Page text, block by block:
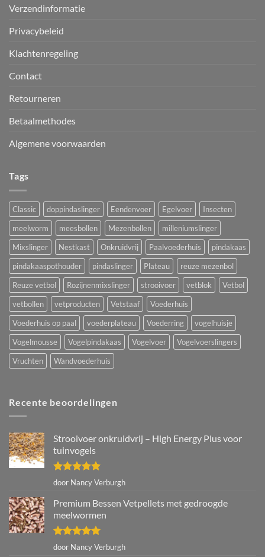
Verzendinformatie
Privacybeleid
Klachtenregeling
Contact
Retourneren
Betaalmethodes
Algemene voorwaarden
Tags
Classic doppindaslinger Eendenvoer Egelvoer
Insecten
meelworm
meesbollen Mezenbollen
milleniumslinger
Mixslinger
Nestkast Onkruidvrij Paalvoederhuis
pindakaas
pindakaaspothouder
pindaslinger Plateau
reuze mezenbol
Reuze vetbol
Rozijnenmixslinger strooivoer vetblok
Vetbol
vetbollen
vetproducten Vetstaaf
Voederhuis
Voederhuis op paal
voederplateau Voederring
vogelhuisje
Vogelmousse
Vogelpindakaas Vogelvoer
Vogelvoerslingers
Vruchten
Wandvoederhuis
Recente beoordelingen
Strooivoer onkruidvrij – High Energy Plus voor
tuinvogels
Gewaardeerd
door Nancy Verburgh
Premium Bessen Vetpellets met gedroogde
meelwormen
Gewaardeerd
door Nancy Verburgh